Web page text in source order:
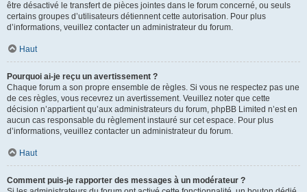
être désactivé le transfert de pièces jointes dans le forum concerné, ou seuls
certains groupes d’utilisateurs détiennent cette autorisation. Pour plus
d’informations, veuillez contacter un administrateur du forum.
Haut
Pourquoi ai-je reçu un avertissement ?
Chaque forum a son propre ensemble de règles. Si vous ne respectez pas une
de ces règles, vous recevrez un avertissement. Veuillez noter que cette
décision n’appartient qu’aux administrateurs du forum, phpBB Limited n’est en
aucun cas responsable du règlement instauré sur cet espace. Pour plus
d’informations, veuillez contacter un administrateur du forum.
Haut
Comment puis-je rapporter des messages à un modérateur ?